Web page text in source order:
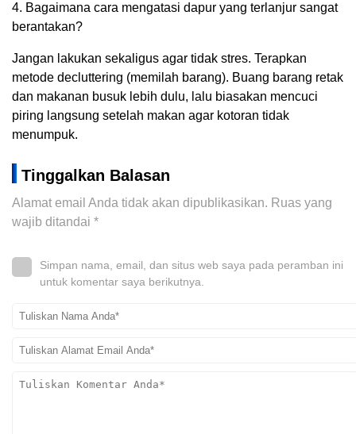
4. Bagaimana cara mengatasi dapur yang terlanjur sangat
berantakan?
Jangan lakukan sekaligus agar tidak stres. Terapkan
metode decluttering (memilah barang). Buang barang retak
dan makanan busuk lebih dulu, lalu biasakan mencuci
piring langsung setelah makan agar kotoran tidak
menumpuk.
Tinggalkan Balasan
Alamat email Anda tidak akan dipublikasikan. Ruas yang
wajib ditandai *
Simpan nama, email, dan situs web saya pada peramban ini
untuk komentar saya berikutnya.